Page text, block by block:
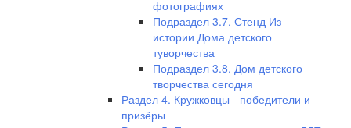
фотографиях
Подраздел 3.7. Стенд Из
истории Дома детского
туворчества
Подраздел 3.8. Дом детского
творчества сегодня
Раздел 4. Кружковцы - победители и
призёры